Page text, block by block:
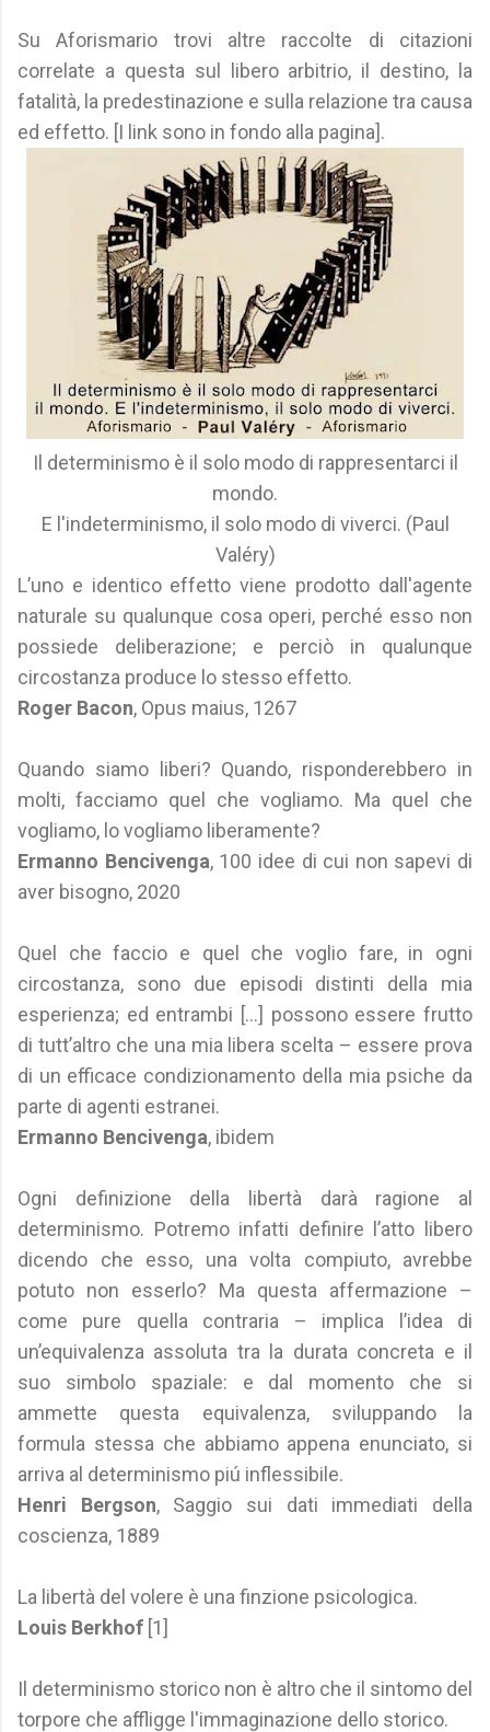
Su Aforismario trovi altre raccolte di citazioni
correlate a questa sul libero arbitrio, il destino, la
fatalità, la predestinazione e sulla relazione tra causa
ed effetto. [I link sono in fondo alla pagina].
Il determinismo è il solo modo di rappresentarci il
mondo.
E l'indeterminismo, il solo modo di viverci. (Paul
Valéry)
L’uno e identico effetto viene prodotto dall'agente
naturale su qualunque cosa operi, perché esso non
possiede deliberazione; e perciò in qualunque
circostanza produce lo stesso effetto.
Roger Bacon, Opus maius, 1267
Quando siamo liberi? Quando, risponderebbero in
molti, facciamo quel che vogliamo. Ma quel che
vogliamo, lo vogliamo liberamente?
Ermanno Bencivenga, 100 idee di cui non sapevi di
aver bisogno, 2020
Quel che faccio e quel che voglio fare, in ogni
circostanza, sono due episodi distinti della mia
esperienza; ed entrambi [...] possono essere frutto
di tutt’altro che una mia libera scelta – essere prova
di un efficace condizionamento della mia psiche da
parte di agenti estranei.
Ermanno Bencivenga, ibidem
Ogni definizione della libertà darà ragione al
determinismo. Potremo infatti definire l’atto libero
dicendo che esso, una volta compiuto, avrebbe
potuto non esserlo? Ma questa affermazione –
come pure quella contraria – implica l’idea di
un’equivalenza assoluta tra la durata concreta e il
suo simbolo spaziale: e dal momento che si
ammette questa equivalenza, sviluppando la
formula stessa che abbiamo appena enunciato, si
arriva al determinismo piú inflessibile.
Henri Bergson, Saggio sui dati immediati della
coscienza, 1889
La libertà del volere è una finzione psicologica.
Louis Berkhof [1]
Il determinismo storico non è altro che il sintomo del
torpore che affligge l'immaginazione dello storico.